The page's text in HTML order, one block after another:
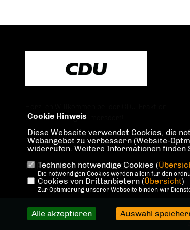
Charlottenburg-Wilmersdorf!
IMPRESSUM DATENSCHUTZ
@2026 CDU-Fraktion
Cookie Hinweis
Diese Webseite verwendet Cookies, die
Webangebot zu verbessern (Website-
widerrufen. Weitere Informationen finden
Technisch notwendige Cookies (
Die notwendigen Cookies werden allein für den
Cookies von Drittanbietern (Übersicht)
Zur Optimierung unserer Webseite binden wir
Alle akzeptieren Auswahl